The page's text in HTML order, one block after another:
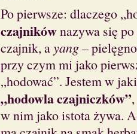
Po pierwsze: dlaczego
czajnikównazywa się
czajnik, ayang–
przy czym mi jako
„hodować”. Jestem w
„hodowla czajniczków”
w nim jako istota żywa.